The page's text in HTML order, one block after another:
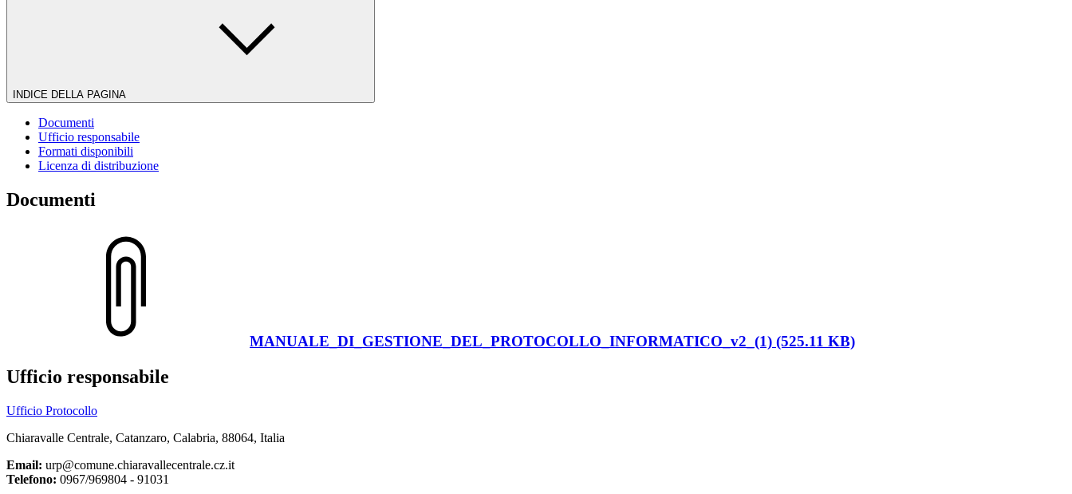
INDICE DELLA PAGINA
Documenti
Ufficio responsabile
Formati disponibili
Licenza di distribuzione
Documenti
MANUALE_DI_GESTIONE_DEL_PROTOCOLLO_INFORMATICO_v2_(1) (525.11 KB)
Ufficio responsabile
Ufficio Protocollo
Chiaravalle Centrale, Catanzaro, Calabria, 88064, Italia
Email: urp@comune.chiaravallecentrale.cz.it
Telefono: 0967/969804 - 91031